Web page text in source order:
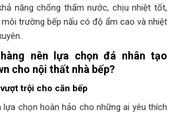
năng chống thấm nước, chịu nhiệt tốt,
trường bếp nấu có độ ẩm cao và nhiệt
nên lựa chọn đá nhân tạo
cho nội thất nhà bếp?
trội cho căn bếp
lựa chọn hoàn hảo cho những ai yêu thích